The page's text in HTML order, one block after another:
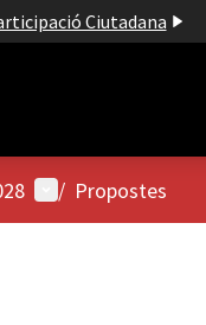
Ciutadana
Menú d'usuari
/ Propostes